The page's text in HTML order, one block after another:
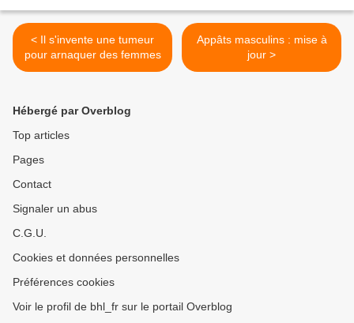
< Il s'invente une tumeur
pour arnaquer des femmes
Appâts masculins : mise à
jour >
Hébergé par Overblog
Top articles
Pages
Contact
Signaler un abus
C.G.U.
Cookies et données personnelles
Préférences cookies
Voir le profil de bhl_fr sur le portail Overblog